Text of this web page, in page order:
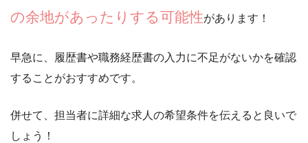
の余地があったりする可能性があります！
早急に、
履歴書や職務経歴書の入力に不足がないかを確認
することがおすすめです。
併せて、 担当者に詳細な求人の希望条件を伝える と良いで
しょう！